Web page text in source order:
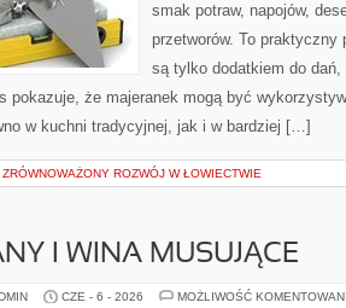
smak potraw, napojów,
przetworów. To praktyczny
są tylko dodatkiem do dań,
pokazuje, że majeranek mogą być
w kuchni tradycyjnej, jak i w bardziej […]
ZRÓWNOWAŻONY ROZWÓJ W ŁOWIECTWIE
I WINA MUSUJĄCE
CZE - 6 - 2026 MOŻLIWOŚĆ